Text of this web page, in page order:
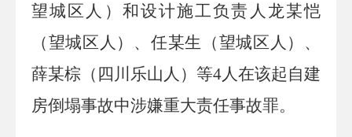
望城区人）和设计施工负责人龙某恺
（望城区人）、任某生（望城区人）、
薛某棕（四川乐山人）等4人在该起自建
房倒塌事故中涉嫌重大责任事故罪。